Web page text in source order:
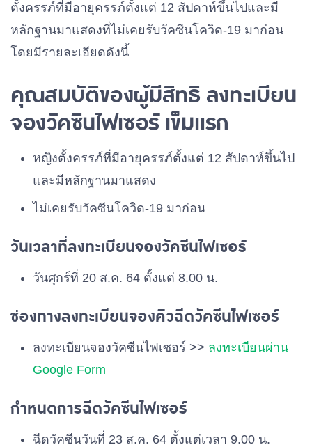
ตั้งครรภ์ที่มีอายุครรภ์ตั้งแต่ 12 สัปดาห์ขึ้นไปและมี
หลักฐานมาแสดงที่ไม่เคยรับวัคซีนโควิด-19 มาก่อน
โดยมีรายละเอียดดังนี้
คุณสมบัติของผู้มีสิทธิ ลงทะเบียน
จองวัคซีนไฟเซอร์ เข็มแรก
หญิงตั้งครรภ์ที่มีอายุครรภ์ตั้งแต่ 12 สัปดาห์ขึ้นไป
และมีหลักฐานมาแสดง
ไม่เคยรับวัคซีนโควิด-19 มาก่อน
วันเวลาที่ลงทะเบียนจองวัคซีนไฟเซอร์
วันศุกร์ที่ 20 ส.ค. 64 ตั้งแต่ 8.00 น.
ช่องทางลงทะเบียนจองคิวฉีดวัคซีนไฟเซอร์
ลงทะเบียนจองวัคซีนไฟเซอร์ >> ลงทะเบียนผ่าน
Google Form
กำหนดการฉีดวัคซีนไฟเซอร์
ฉีดวัคซีนวันที่ 23 ส.ค. 64 ตั้งแต่เวลา 9.00 น.